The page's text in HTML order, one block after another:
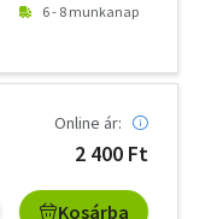
6 - 8 munkanap
Online ár:
2 400 Ft
Kosárba